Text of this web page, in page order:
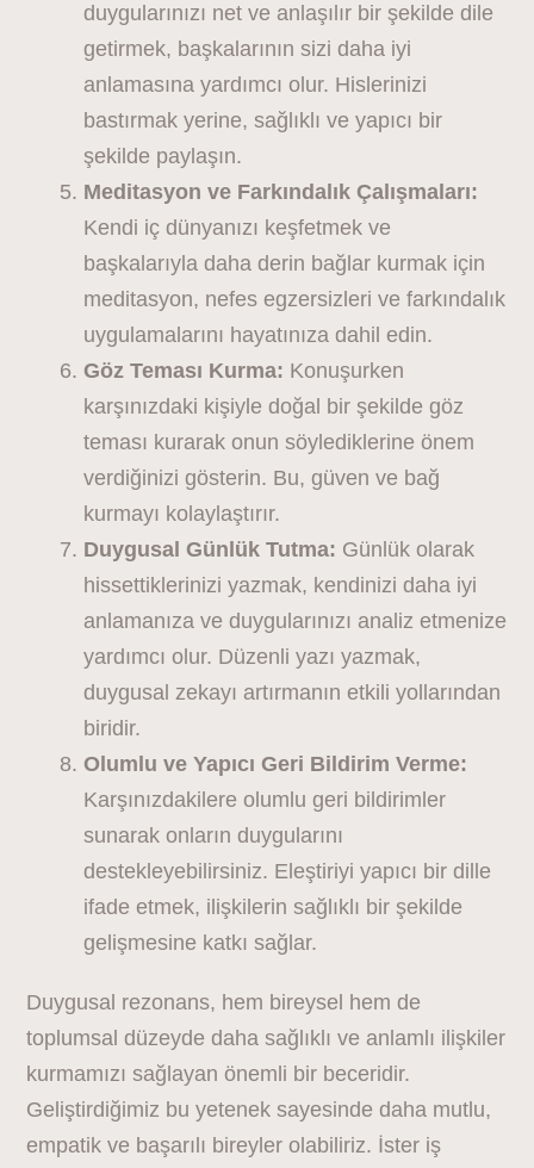
duygularınızı net ve anlaşılır bir şekilde dile
getirmek, başkalarının sizi daha iyi
anlamasına yardımcı olur. Hislerinizi
bastırmak yerine, sağlıklı ve yapıcı bir
şekilde paylaşın.
Meditasyon ve Farkındalık Çalışmaları:
Kendi iç dünyanızı keşfetmek ve
başkalarıyla daha derin bağlar kurmak için
meditasyon, nefes egzersizleri ve farkındalık
uygulamalarını hayatınıza dahil edin.
Göz Teması Kurma: Konuşurken
karşınızdaki kişiyle doğal bir şekilde göz
teması kurarak onun söylediklerine önem
verdiğinizi gösterin. Bu, güven ve bağ
kurmayı kolaylaştırır.
Duygusal Günlük Tutma: Günlük olarak
hissettiklerinizi yazmak, kendinizi daha iyi
anlamanıza ve duygularınızı analiz etmenize
yardımcı olur. Düzenli yazı yazmak,
duygusal zekayı artırmanın etkili yollarından
biridir.
Olumlu ve Yapıcı Geri Bildirim Verme:
Karşınızdakilere olumlu geri bildirimler
sunarak onların duygularını
destekleyebilirsiniz. Eleştiriyi yapıcı bir dille
ifade etmek, ilişkilerin sağlıklı bir şekilde
gelişmesine katkı sağlar.
Duygusal rezonans, hem bireysel hem de
toplumsal düzeyde daha sağlıklı ve anlamlı ilişkiler
kurmamızı sağlayan önemli bir beceridir.
Geliştirdiğimiz bu yetenek sayesinde daha mutlu,
empatik ve başarılı bireyler olabiliriz. İster iş